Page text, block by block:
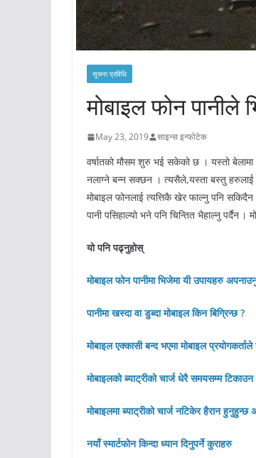
सूचना प्रविधि
मोबाइल फोन पानीले
May 23, 2019 साइन्स इन्फोटेक
वर्षातको मौसम शुरु भई सकेको छ । यस्तो बेलामा
नलाग्ने बन्न सक्छन । त्यसैले,यस्ता बस्तु हरुलाई
मोबाइल फोनलाई त्यत्तिकै खेर फाल्नु पनि
पानी पसिहाल्यो भने पनि चिन्तित भैहाल्नु पर्दैन
यो पनि पढ्नुहोस्
मोबाइल फोन पानीमा भिजेमा यी उपायहरु
पानीमा खस्दा वा डुब्दा मोबाइल किन बिग्रिन्छ ?
मोबाइल एक्कासी बन्द भएमा मोबाइल
मोबाइलको ब्याट्रीको चार्ज धेरै समयसम्म
मोबाइलमा ब्याट्रीको चार्ज नटिकेर हैरान
नयाँ स्मार्टफोन किन्दा ध्यान दिनुपर्ने कुराहरु